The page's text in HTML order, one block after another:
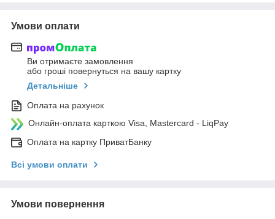
Умови оплати
Ви отримаєте замовлення
або гроші повернуться на вашу картку
Детальніше
Оплата на рахунок
Онлайн-оплата карткою Visa, Mastercard - LiqPay
Оплата на картку ПриватБанку
Всі умови оплати
Умови повернення